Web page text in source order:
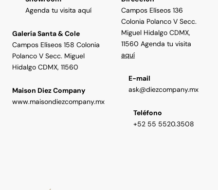
Agenda tu visita aquí
Galería Santa & Cole
Campos Elíseos 158 Colonia
Polanco V Secc. Miguel
Hidalgo CDMX, 11560
Maison Diez Company
www.maisondiezcompany.mx
Campos Elíseos 136
Colonia Polanco V Secc.
Miguel Hidalgo CDMX,
11560 Agenda tu visita
aquí
E-mail
ask@diezcompany.mx
Teléfono
+52 55 5520.3508